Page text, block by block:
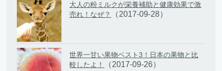
大人の粉ミルクが栄養補助と健康効果で激
売れ！なぜ？
（2017-09-28）
世界一甘い果物ベスト3！日本の果物と比
較したよ！
（2017-09-26）